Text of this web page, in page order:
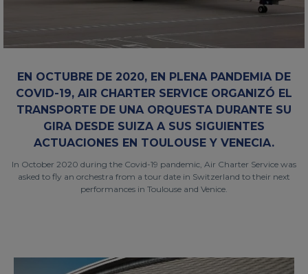
EN OCTUBRE DE 2020, EN PLENA PANDEMIA DE
COVID-19, AIR CHARTER SERVICE ORGANIZÓ EL
TRANSPORTE DE UNA ORQUESTA DURANTE SU
GIRA DESDE SUIZA A SUS SIGUIENTES
ACTUACIONES EN TOULOUSE Y VENECIA.
In October 2020 during the Covid-19 pandemic, Air Charter Service was
asked to fly an orchestra from a tour date in Switzerland to their next
performances in Toulouse and Venice.